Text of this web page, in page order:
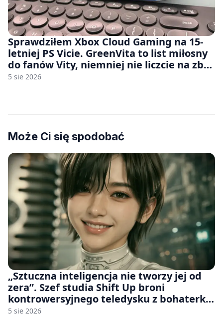
Sprawdziłem Xbox Cloud Gaming na 15-
letniej PS Vicie. GreenVita to list miłosny
do fanów Vity, niemniej nie liczcie na zbyt
wiele [FELIETON]
5 sie 2026
Może Ci się spodobać
„Sztuczna inteligencja nie tworzy jej od
zera”. Szef studia Shift Up broni
kontrowersyjnego teledysku z bohaterką
Stellar Blade: Blood Rain
5 sie 2026